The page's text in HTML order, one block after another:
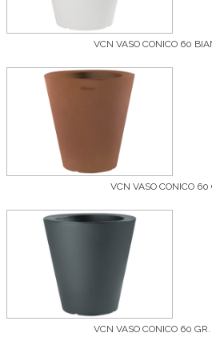
VCN VASO CONICO 60
VCN VASO CONICO 60
VCN VASO CONICO 60